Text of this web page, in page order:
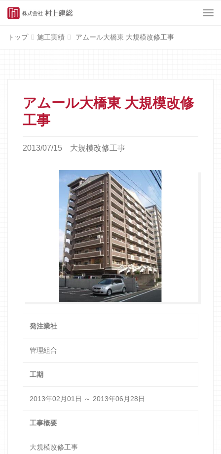
Menu
トップ 施工実績 アムール大橋東 大規模改修工事
アムール大橋東 大規模改修
工事
2013/07/15 大規模改修工事
発注業社
管理組合
工期
2013年02月01日 ～ 2013年06月28日
工事概要
大規模改修工事